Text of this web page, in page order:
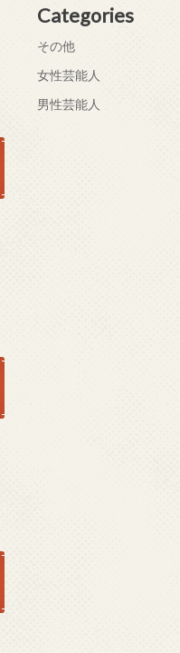
Categories
その他
女性芸能人
男性芸能人